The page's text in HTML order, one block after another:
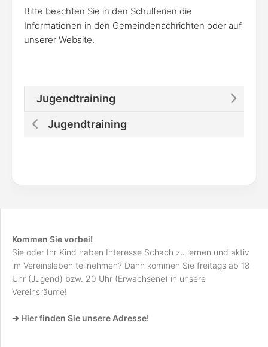
Bitte beachten Sie in den Schulferien die
Informationen in den Gemeindenachrichten oder auf
unserer Website.
Jugendtraining
Jugendtraining
Kommen Sie vorbei!
Sie oder Ihr Kind haben Interesse Schach zu lernen und aktiv
im Vereinsleben teilnehmen? Dann kommen Sie freitags ab 18
Uhr (Jugend) bzw. 20 Uhr (Erwachsene) in unsere
Vereinsräume!
➔ Hier finden Sie unsere Adresse!